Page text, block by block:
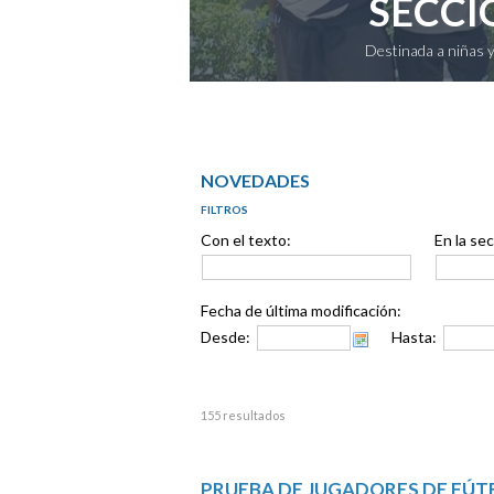
Destinada a niñas
NOVEDADES
FILTROS
Con el texto: En la
Fecha de última modificación:
Desde:
Hasta:
155 resultados
PRUEBA DE JUGADORES DE